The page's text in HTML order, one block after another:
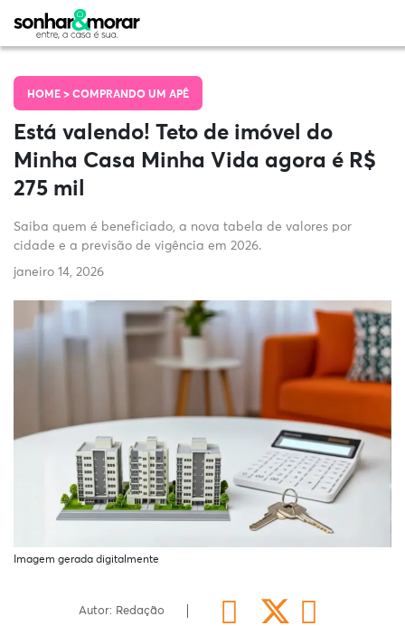
HOME > COMPRANDO UM APÊ
Está valendo! Teto de imóvel do
Minha Casa Minha Vida agora é R$
275 mil
Saiba quem é beneficiado, a nova tabela de valores por
cidade e a previsão de vigência em 2026.
janeiro 14, 2026
Imagem gerada digitalmente
Autor: Redação